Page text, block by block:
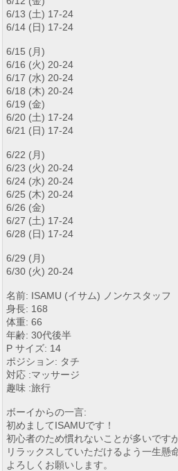
6/13 (土) 17-24
6/14 (日) 17-24
6/15 (月)
6/16 (火) 20-24
6/17 (水) 20-24
6/18 (木) 20-24
6/19 (金)
6/20 (土) 17-24
6/21 (日) 17-24
6/22 (月)
6/23 (火) 20-24
6/24 (水) 20-24
6/25 (木) 20-24
6/26 (金)
6/27 (土) 17-24
6/28 (日) 17-24
6/29 (月)
6/30 (火) 20-24
名前: ISAMU (イサム) ノンケスタッフ
身長: 168
体重: 66
年齢: 30代後半
P サイズ: 14
ポジション: タチ
対応 :マッサージ
趣味 :旅行
ボーイからの一言:
初めましてISAMUです！
初心者のため慣れないことが多いですが
リラックスしていただけるよう一生懸
よろしくお願いします。